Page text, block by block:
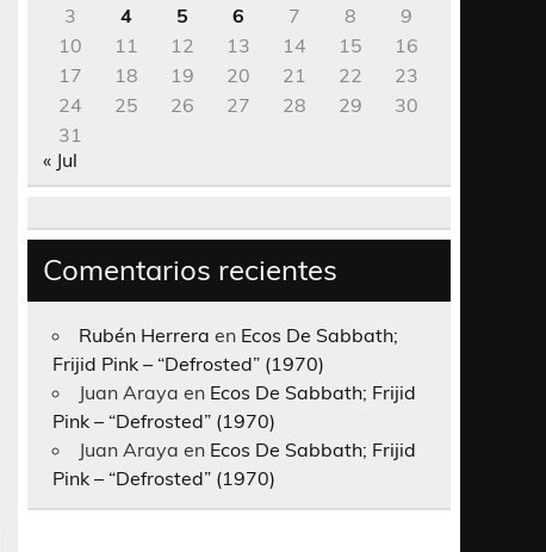
3
4 5 6 7 8
9
10
11 12 13 14 15
16
17
18 19 20 21 22
23
24
25 26 27 28 29
30
31
« Jul
Comentarios recientes
Rubén Herrera en Ecos De Sabbath;
Frijid Pink – “Defrosted” (1970)
Juan Araya en Ecos De Sabbath; Frijid
Pink – “Defrosted” (1970)
Juan Araya en Ecos De Sabbath; Frijid
Pink – “Defrosted” (1970)